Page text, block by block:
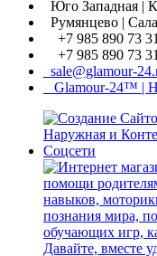
Юго Западная |
Румянцево |
+7 985 890 73 31
+7 985 890 73 31
sale@glamour-
Glamour-24™ |